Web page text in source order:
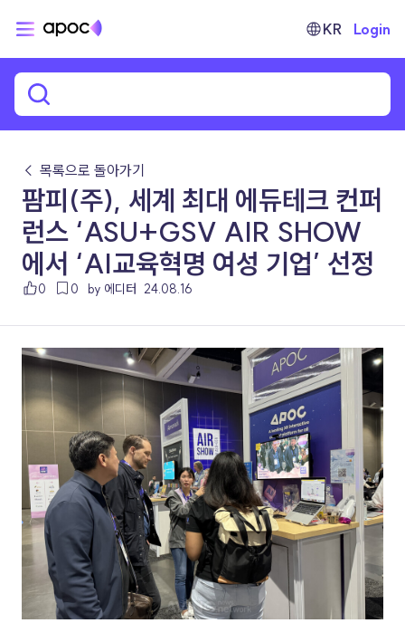
KR Login
← 목록으로 돌아가기
팜피(주), 세계 최대 에듀테크 컨퍼
런스 ‘ASU+GSV AIR SHOW
에서 ‘AI교육혁명 여성 기업’ 선정
0 0 by 에디터 24.08.16